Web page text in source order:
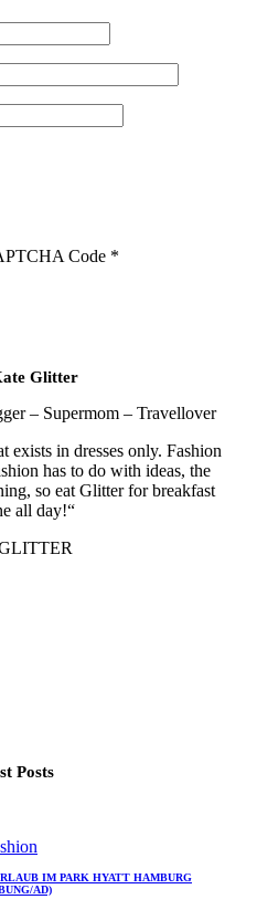
Code *
Glitter
exists in dresses only. Fashion
has to do with ideas, the
so eat Glitter for breakfast
all day!“
Posts
IM PARK HYATT HAMBURG
AD)